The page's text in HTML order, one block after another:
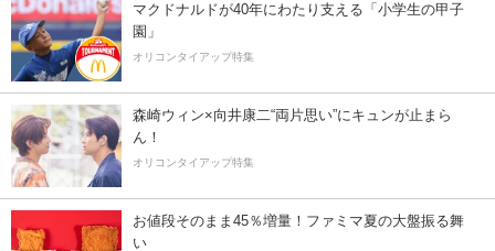
マクドナルドが40年にわたり支える「小学生の甲子
園」
オリコンタイアップ特集
森崎ウィン×向井康二“両片思い”にキュンが止まら
ん！
オリコンタイアップ特集
お値段そのまま45％増量！ファミマ夏の大盤振る舞
い